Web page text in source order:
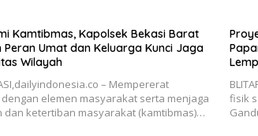
Kamtibmas, Kapolsek Bekasi Barat
Peran Umat dan Keluarga Kunci Jaga
Wilayah
– Mempererat
elemen masyarakat serta menjaga
dan ketertiban masyarakat (kamtibmas)…
fisik